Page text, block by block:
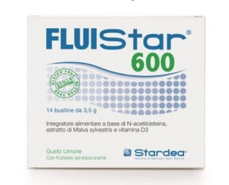
Drenanti e Pancia Piatta: Sconti fino al 55% validi
solo per OGGI!